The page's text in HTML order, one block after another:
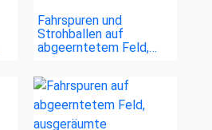
Fahrspuren und
Strohballen auf
abgeerntetem Feld,…